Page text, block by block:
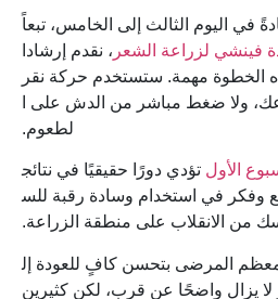
اليوم الثالث إلى الخامس، تبعاً
فينشي لزراعة الشعر ، نقدم إرشادا
الخطوة مهمة. ستستخدم حركة نقر
دعك، ولا ضغط مباشر من الدش على ا
لطعوم.
الأول تؤدي دورًا حقيقيًا في نتائج
وفكر في استخدام وسادة رقبة للس
من الانقلاب على منطقة الزراعة.
معظم المرضى بتحسن كافٍ للعودة إل
لا يزال واضحًا عن قرب، لكن كثيرين